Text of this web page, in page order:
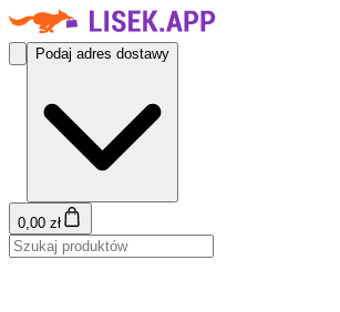
Podaj adres dostawy
0,00 zł